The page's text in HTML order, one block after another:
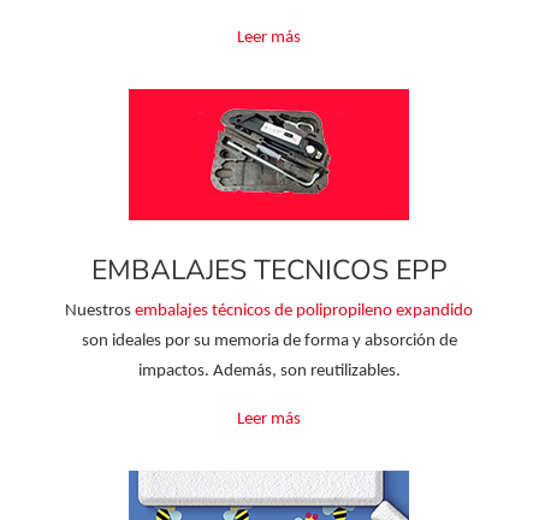
Leer más
EMBALAJES TECNICOS EPP
Nuestrosembalajes técnicos de polipropileno expandido
son ideales por su memoria de forma y absorción de
impactos. Además, son reutilizables.
Leer más